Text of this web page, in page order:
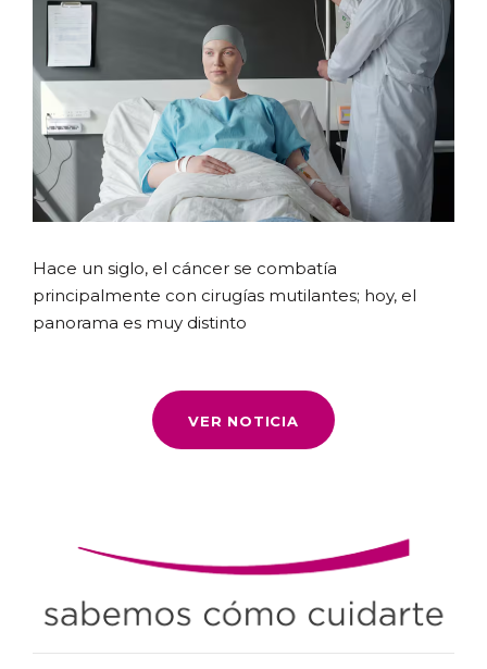
Hace un siglo, el cáncer se combatía
principalmente con cirugías mutilantes; hoy, el
panorama es muy distinto
VER NOTICIA